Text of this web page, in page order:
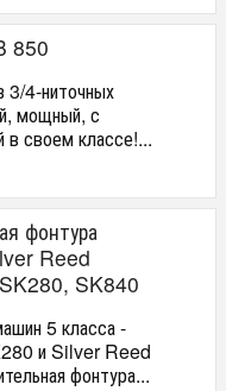
850
3/4-ниточных
мощный, с
в своем классе!...
фонтура
Reed
SK840
5 класса -
и Silver Reed
фонтура...